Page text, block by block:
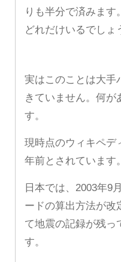
りも半分で済みま
どれだけいるでしょ
実はこのことは大手
きていません。何が
す。
現時点のウィキペデ
年前とされています。
日本では、2003年9
ードの算出方法が改
て地震の記録が残っ
す。